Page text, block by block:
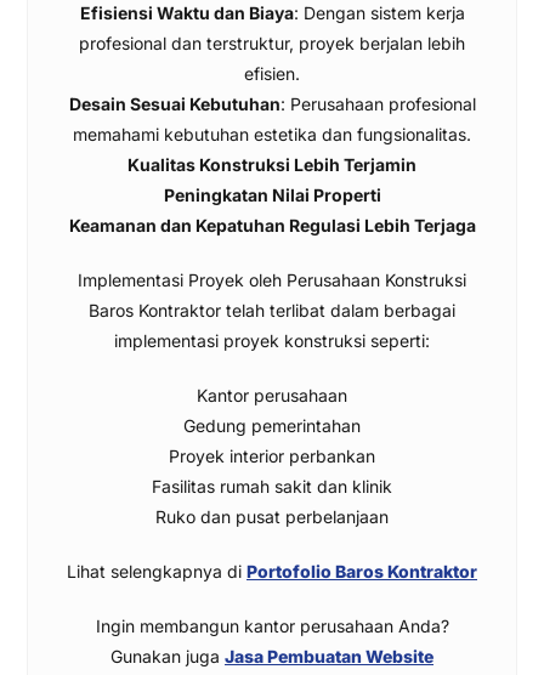
Efisiensi Waktu dan Biaya: Dengan sistem kerja
profesional dan terstruktur, proyek berjalan lebih
efisien.
Desain Sesuai Kebutuhan: Perusahaan profesional
memahami kebutuhan estetika dan fungsionalitas.
Kualitas Konstruksi Lebih Terjamin
Peningkatan Nilai Properti
Keamanan dan Kepatuhan Regulasi Lebih Terjaga
Implementasi Proyek oleh Perusahaan Konstruksi
Baros Kontraktor telah terlibat dalam berbagai
implementasi proyek konstruksi seperti:
Kantor perusahaan
Gedung pemerintahan
Proyek interior perbankan
Fasilitas rumah sakit dan klinik
Ruko dan pusat perbelanjaan
Lihat selengkapnya di Portofolio Baros Kontraktor
Ingin membangun kantor perusahaan Anda?
Gunakan juga Jasa Pembuatan Website